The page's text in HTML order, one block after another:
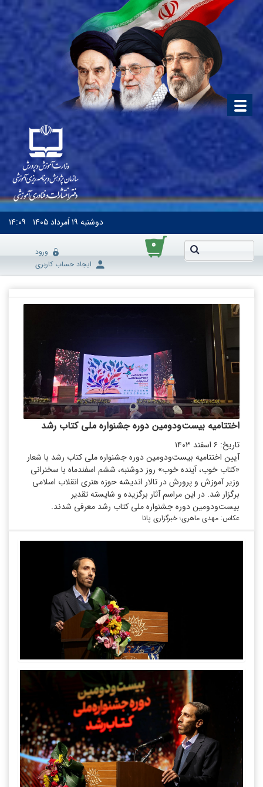
دوشنبه ۱۹ اَمرداد ۱۴۰۵ ۱۴:۰۹
۰
ورود
ایجاد حساب کاربری
اختتامیه بیست‌ودومین دوره جشنواره ملی کتاب رشد
تاریخ: ۶ اسفند ۱۴۰۳
آیین اختتامیه بیست‌ودومین دوره جشنواره ملی کتاب رشد با شعار
«کتاب خوب، آینده خوب» روز دوشنبه، ششم اسفند‌ماه با سخنرانی
وزیر آموزش و پرورش در تالار اندیشه حوزه هنری انقلاب اسلامی
برگزار شد. در این مراسم آثار برگزیده و شایسته تقدیر
بیست‌ودومین دوره جشنواره ملی کتاب رشد معرفی شدند.
عکاس: مهدی ماهری؛ خبرگزاری پانا